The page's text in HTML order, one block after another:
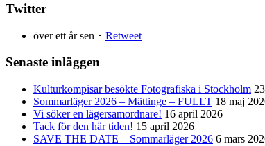
Twitter
över ett år sen ･ Retweet
Senaste inläggen
Kulturkompisar besökte Fotografiska i Stockholm
Sommarläger 2026 – Mättinge – FULLT 18 maj
Vi söker en lägersamordnare! 16 april 2026
Tack för den här tiden! 15 april 2026
SAVE THE DATE – Sommarläger 2026 6 mars